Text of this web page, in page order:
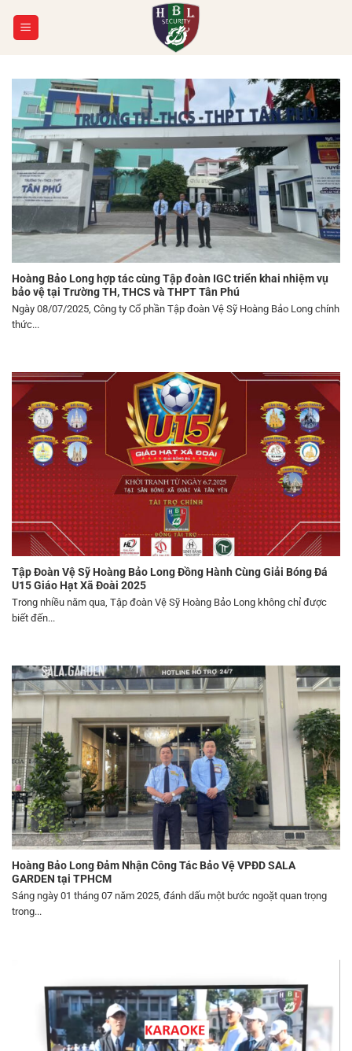
Hoàng Bảo Long hợp tác cùng Tập đoàn IGC triển khai nhiệm vụ
bảo vệ tại Trường TH, THCS và THPT Tân Phú
Ngày 08/07/2025, Công ty Cổ phần Tập đoàn Vệ Sỹ Hoàng Bảo Long chính
thức...
Tập Đoàn Vệ Sỹ Hoàng Bảo Long Đồng Hành Cùng Giải Bóng Đá
U15 Giáo Hạt Xã Đoài 2025
Trong nhiều năm qua, Tập đoàn Vệ Sỹ Hoàng Bảo Long không chỉ được
biết đến...
Hoàng Bảo Long Đảm Nhận Công Tác Bảo Vệ VPĐD SALA
GARDEN tại TPHCM
Sáng ngày 01 tháng 07 năm 2025, đánh dấu một bước ngoặt quan trọng
trong...